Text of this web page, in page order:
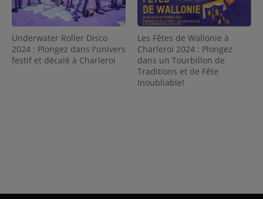
Underwater Roller Disco
2024 : Plongez dans l'univers
festif et décalé à Charleroi
Les Fêtes de Wallonie à
Charleroi 2024 : Plongez
dans un Tourbillon de
Traditions et de Fête
Inoubliable!